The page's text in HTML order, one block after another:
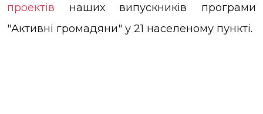
проектів наших випускників програми
"Активні громадяни" у 21 населеному пункті.